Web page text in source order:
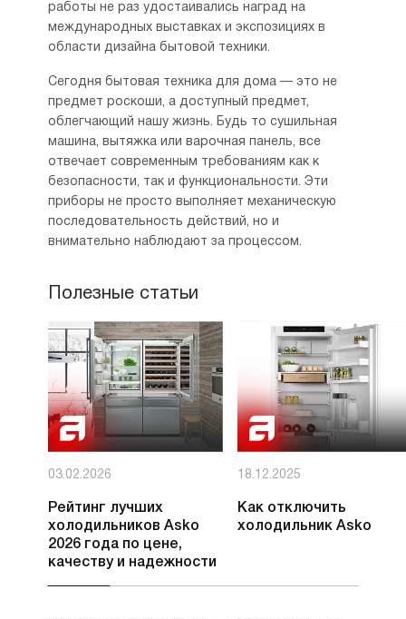
работы не раз удостаивались наград на
международных выставках и экспозициях в
области дизайна бытовой техники.
Сегодня бытовая техника для дома — это не
предмет роскоши, а доступный предмет,
облегчающий нашу жизнь. Будь то сушильная
машина, вытяжка или варочная панель, все
отвечает современным требованиям как к
безопасности, так и функциональности. Эти
приборы не просто выполняет механическую
последовательность действий, но и
внимательно наблюдают за процессом.
Полезные статьи
03.02.2026
Рейтинг лучших
холодильников Asko
2026 года по цене,
качеству и надежности
18.12.2025
Как отключить
холодильник Asko